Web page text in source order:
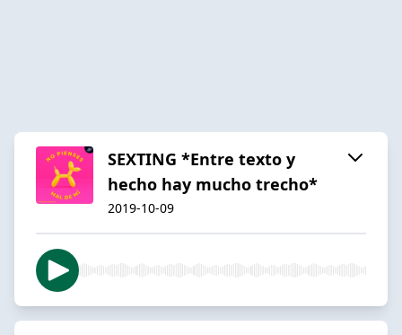
SEXTING *Entre texto y
hecho hay mucho trecho*
2019-10-09